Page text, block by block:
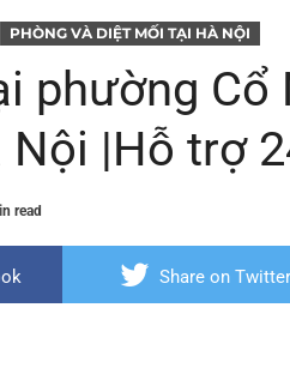
PHÒNG VÀ DIỆT MỐI TẠI HÀ NỘI
phường Cổ
Nội |Hỗ trợ
read
Share on Twitter